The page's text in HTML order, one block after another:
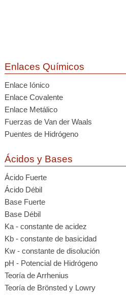
Enlaces Químicos
Enlace Iónico
Enlace Covalente
Enlace Metálico
Fuerzas de Van der Waals
Puentes de Hidrógeno
Ácidos y Bases
Ácido Fuerte
Ácido Débil
Base Fuerte
Base Débil
Ka - constante de acidez
Kb - constante de basicidad
Kw - constante de disolución
pH - Potencial de Hidrógeno
Teoría de Arrhenius
Teoría de Brönsted y Lowry